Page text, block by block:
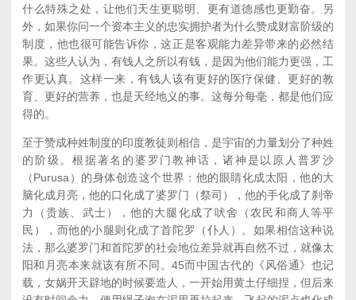
什么特殊之处，让他们天生更聪明、更有道德感也更勤奋。另
外，如果你问一个资本主义的忠实拥护者为什么赞成财富阶级的
制度，他也很可能告诉你，这正是客观能力差异带来的必然结
果。这些人认为，有钱人之所以有钱，是因为他们能力更强，工
作更认真。这样一来，有钱人该有更好的医疗保健、更好的教
育、更好的营养，也是天经地义的事。这每分每毫，都是他们应
得的。
至于赞成种姓制度的印度教徒则相信，是宇宙的力量划分了种姓
的阶级。根据著名的婆罗门教神话，诸神是以原人普罗沙
（Purusa）的身体创造这个世界：他的眼睛化成太阳，他的大
脑化成月亮，他的口化成了婆罗门（祭司），他的手化成了刹帝
力（贵族、武士），他的大腿化成了吠舍（农民和商人等平
民），而他的小腿则化成了首陀罗（仆人）。如果相信这种说
法，那么婆罗门和首陀罗的社会地位差异就再自然不过，就像太
阳和月亮本来就该有所不同。 45而中国古代的《风俗通》也记
载，女娲开天辟地的时候要造人，一开始用黄土仔细捏，但后来